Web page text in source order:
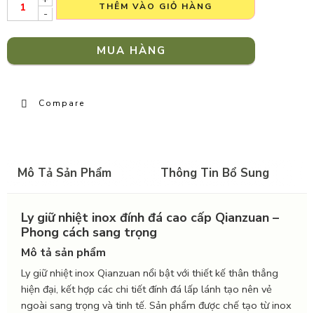
-
THÊM VÀO GIỎ HÀNG
MUA HÀNG
Compare
Mô Tả Sản Phẩm Thông Tin Bổ Sung
Ly giữ nhiệt inox đính đá cao cấp Qianzuan –
Phong cách sang trọng
Mô tả sản phẩm
Ly giữ nhiệt inox Qianzuan nổi bật với thiết kế thân thẳng
hiện đại, kết hợp các chi tiết đính đá lấp lánh tạo nên vẻ
ngoài sang trọng và tinh tế. Sản phẩm được chế tạo từ inox